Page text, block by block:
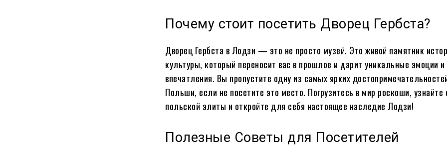
Почему стоит посетить Дворец Гербста?
Дворец Гербста в Лодзи — это не просто музей. Это живой памятник
культуры, который переносит вас в прошлое и дарит уникальные эмоции и
впечатления. Вы пропустите одну из самых ярких
Польши, если не посетите это место. Погрузитесь в мир роскоши, узнайте
польской элиты и откройте для себя настоящее наследие Лодзи!
Полезные Советы для Посетителей